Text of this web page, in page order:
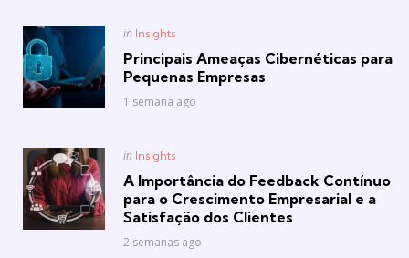
Posted
in Insights
Principais Ameaças Cibernéticas para
Pequenas Empresas
1 semana ago
Posted
in Insights
A Importância do Feedback Contínuo
para o Crescimento Empresarial e a
Satisfação dos Clientes
2 semanas ago